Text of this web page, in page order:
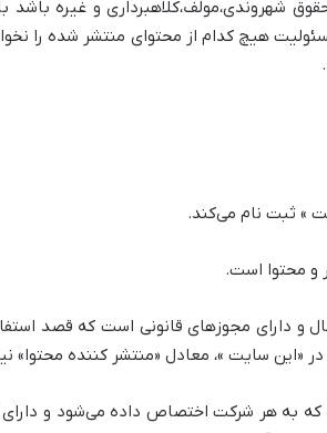
شهروندی،مولف،کلاهبرداری و غیره باشد
هیچ کدام از محتوای منتشر شده را
» ثبت نام می‌کند.
و محتوا است.
دارای مجوزهای قانونی است که قصد
در «این سایت »، معادل «منتشر کننده محتوا»
به هر شرکت اختصاص داده می‌شود و دارای